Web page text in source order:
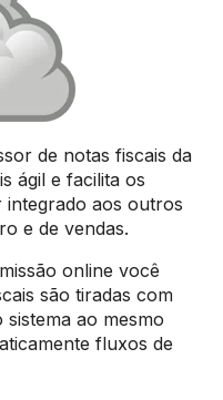
de notas fiscais da
ágil e facilita os
aos outros
e de vendas.
online você
são tiradas com
ao mesmo
fluxos de